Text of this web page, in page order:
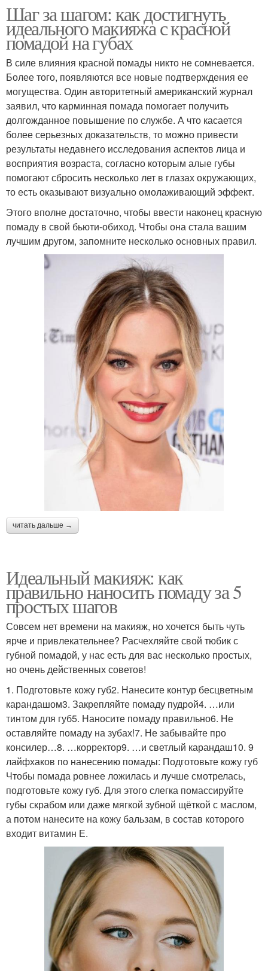
Шаг за шагом: как достигнуть
идеального макияжа с красной
помадой на губах
В силе влияния красной помады никто не сомневается.
Более того, появляются все новые подтверждения ее
могущества. Один авторитетный американский журнал
заявил, что карминная помада помогает получить
долгожданное повышение по службе. А что касается
более серьезных доказательств, то можно привести
результаты недавнего исследования аспектов лица и
восприятия возраста, согласно которым алые губы
помогают сбросить несколько лет в глазах окружающих,
то есть оказывают визуально омолаживающий эффект.
Этого вполне достаточно, чтобы ввести наконец красную
помаду в свой бьюти-обиход. Чтобы она стала вашим
лучшим другом, запомните несколько основных правил.
читать дальше →
Идеальный макияж: как
правильно наносить помаду за 5
простых шагов
Совсем нет времени на макияж, но хочется быть чуть
ярче и привлекательнее? Расчехляйте свой тюбик с
губной помадой, у нас есть для вас несколько простых,
но очень действенных советов!
1. Подготовьте кожу губ2. Нанесите контур бесцветным
карандашом3. Закрепляйте помаду пудрой4. …или
тинтом для губ5. Наносите помаду правильно6. Не
оставляйте помаду на зубах!7. Не забывайте про
консилер…8. …корректор9. …и светлый карандаш10. 9
лайфхаков по нанесению помады: Подготовьте кожу губ
Чтобы помада ровнее ложилась и лучше смотрелась,
подготовьте кожу губ. Для этого слегка помассируйте
губы скрабом или даже мягкой зубной щёткой с маслом,
а потом нанесите на кожу бальзам, в состав которого
входит витамин Е.